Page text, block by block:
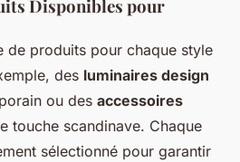
Disponibles pour
de produits pour chaque style
des luminaires design
ou des accessoires
touche scandinave. Chaque
sélectionné pour garantir